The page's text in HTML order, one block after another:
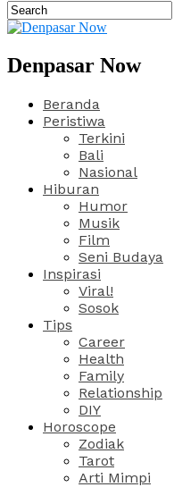
Denpasar Now
Beranda
Peristiwa
Terkini
Bali
Nasional
Hiburan
Humor
Musik
Film
Seni Budaya
Inspirasi
Viral!
Sosok
Tips
Career
Health
Family
Relationship
DIY
Horoscope
Zodiak
Tarot
Arti Mimpi